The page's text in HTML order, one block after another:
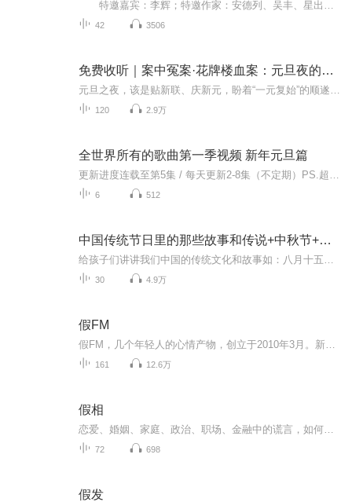
42 3506
免费收听｜案中冤案·花牌楼血案：元旦夜的沉冤与昭雪
120 2.9万
全世界所有的歌曲第一季视频 新年元旦篇
6 512
中国传统节日里的那些故事和传说+中秋节+元旦春节等
30 4.9万
假FM
161 12.6万
假相
72 698
假发